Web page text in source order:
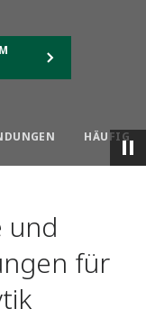
HÄUFIG
und
für